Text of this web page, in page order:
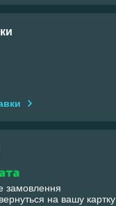
замовлення
на вашу картку